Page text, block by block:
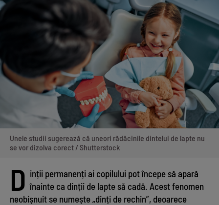
Unele studii sugerează că uneori rădăcinile dintelui de lapte nu
se vor dizolva corect / Shutterstock
D inții permanenți ai copilului pot începe să apară
înainte ca dinții de lapte să cadă. Acest fenomen
neobișnuit se numește „dinți de rechin”, deoarece